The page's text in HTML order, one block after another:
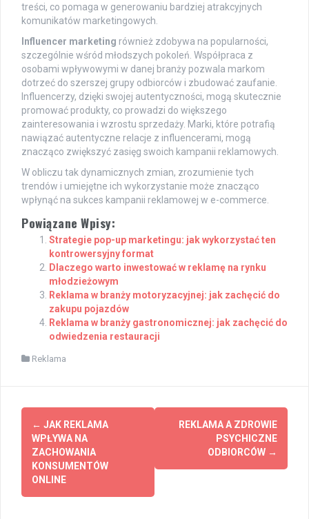
treści, co pomaga w generowaniu bardziej atrakcyjnych
komunikatów marketingowych.
Influencer marketing również zdobywa na popularności,
szczególnie wśród młodszych pokoleń. Współpraca z
osobami wpływowymi w danej branży pozwala markom
dotrzeć do szerszej grupy odbiorców i zbudować zaufanie.
Influencerzy, dzięki swojej autentyczności, mogą skutecznie
promować produkty, co prowadzi do większego
zainteresowania i wzrostu sprzedaży. Marki, które potrafią
nawiązać autentyczne relacje z influencerami, mogą
znacząco zwiększyć zasięg swoich kampanii reklamowych.
W obliczu tak dynamicznych zmian, zrozumienie tych
trendów i umiejętne ich wykorzystanie może znacząco
wpłynąć na sukces kampanii reklamowej w e-commerce.
Powiązane Wpisy:
Strategie pop-up marketingu: jak wykorzystać ten
kontrowersyjny format
Dlaczego warto inwestować w reklamę na rynku
młodzieżowym
Reklama w branży motoryzacyjnej: jak zachęcić do
zakupu pojazdów
Reklama w branży gastronomicznej: jak zachęcić do
odwiedzenia restauracji
Reklama
Post
navigation
← JAK REKLAMA
WPŁYWA NA
ZACHOWANIA
KONSUMENTÓW
ONLINE
REKLAMA A ZDROWIE
PSYCHICZNE
ODBIORCÓW →